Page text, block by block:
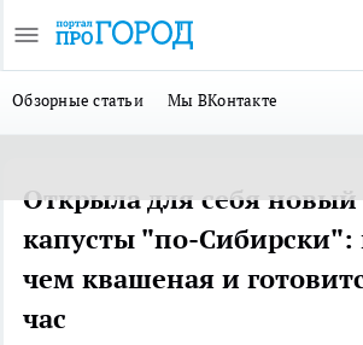
Обзорные статьи Мы ВКонтакте
Открыла для себя новый
капусты "по-Сибирски":
чем квашеная и
час